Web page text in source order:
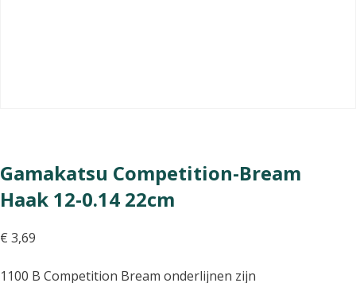
Gamakatsu Competition-Bream
Haak 12-0.14 22cm
€ 3,69
1100 B Competition Bream onderlijnen zijn